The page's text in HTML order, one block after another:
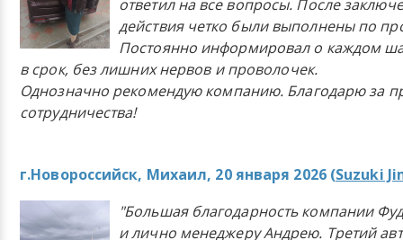
ответил на все вопросы. После
действия четко были выполнены по
Постоянно информировал о каждом
в срок, без лишних нервов и проволочек.
Однозначно рекомендую компанию. Благодарю за
сотрудничества!
г.Новороссийск, Михаил, 20 января 2026 (Suzuki
"Большая благодарность компании
и лично менеджеру Андрею. Третий